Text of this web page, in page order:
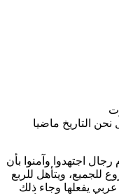
التاريخ ماضيا
رجال اجتهدوا وآمنوا بأن
للجميع، ويتأهل للربع
يفعلها وجاء ذلك